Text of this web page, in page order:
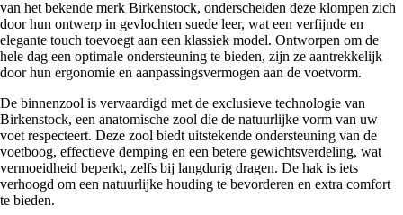
van het bekende merk Birkenstock, onderscheiden deze klompen zich
door hun ontwerp in gevlochten suede leer, wat een verfijnde en
elegante touch toevoegt aan een klassiek model. Ontworpen om de
hele dag een optimale ondersteuning te bieden, zijn ze aantrekkelijk
door hun ergonomie en aanpassingsvermogen aan de voetvorm.
De binnenzool is vervaardigd met de exclusieve technologie van
Birkenstock, een anatomische zool die de natuurlijke vorm van uw
voet respecteert. Deze zool biedt uitstekende ondersteuning van de
voetboog, effectieve demping en een betere gewichtsverdeling, wat
vermoeidheid beperkt, zelfs bij langdurig dragen. De hak is iets
verhoogd om een natuurlijke houding te bevorderen en extra comfort
te bieden.